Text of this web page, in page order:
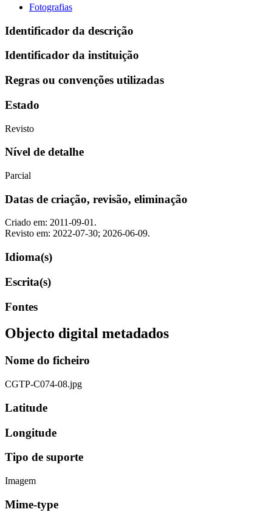
Fotografias
Identificador da descrição
Identificador da instituição
Regras ou convenções utilizadas
Estado
Revisto
Nível de detalhe
Parcial
Datas de criação, revisão, eliminação
Criado em: 2011-09-01.
Revisto em: 2022-07-30; 2026-06-09.
Idioma(s)
Escrita(s)
Fontes
Objecto digital metadados
Nome do ficheiro
CGTP-C074-08.jpg
Latitude
Longitude
Tipo de suporte
Imagem
Mime-type